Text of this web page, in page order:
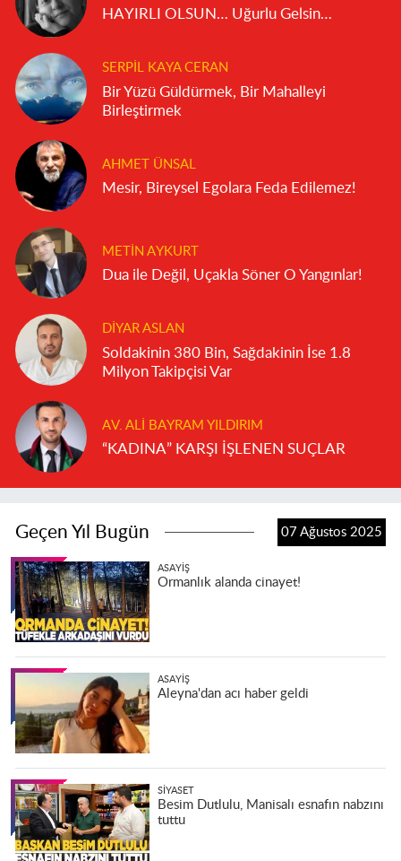
HAYIRLI OLSUN… Uğurlu Gelsin…
SERPIL KAYA CERAN
Bir Yüzü Güldürmek, Bir Mahalleyi
Birleştirmek
AHMET ÜNSAL
Mesir, Bireysel Egolara Feda Edilemez!
METIN AYKURT
Dua ile Değil, Uçakla Söner O Yangınlar!
DIYAR ASLAN
Soldakinin 380 Bin, Sağdakinin İse 1.8
Milyon Takipçisi Var
AV. ALI BAYRAM YILDIRIM
“KADINA” KARŞI İŞLENEN SUÇLAR
Geçen Yıl Bugün 07 Ağustos 2025
ASAYIŞ
Ormanlık alanda cinayet!
ASAYIŞ
Aleyna'dan acı haber geldi
SIYASET
Besim Dutlulu, Manisalı esnafın nabzını
tuttu